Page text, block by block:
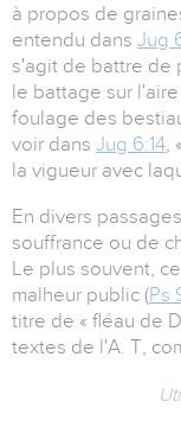
à propos de
entendu dans Jug
s'agit de battre de
le battage sur
foulage des
voir dans Jug 6:14,
la vigueur avec
En divers
souffrance ou de
Le plus souvent,
malheur public (Ps
titre de « fléau de
textes de l'A. T,